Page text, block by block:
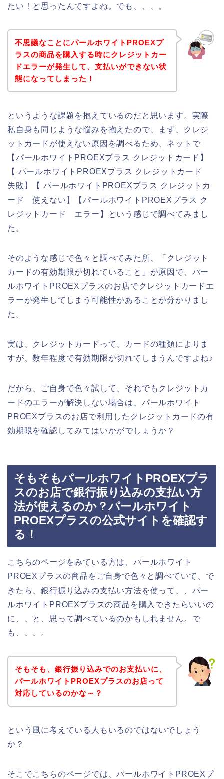
たい！と思ったんですよね。でも、、、。
不思議なことにパールホワイトPROEXプ
ラスの商品を購入する時にクレジットカー
ドエラーが発生して、支払いができない状
態になってしまった！
というような課題を抱えているのだと思います。実際
私自身も同じような悩みを抱えたので、まず、クレジ
ットカードが使えない原因を調べるため、ネットで
【パールホワイトPROEXプラス クレジットカード】
【 パールホワイトPROEXプラス クレジットカード
失敗】【 パールホワイトPROEXプラス クレジットカ
ード 使えない】【パールホワイトPROEXプラス ク
レジットカード エラー】という感じで調べてみまし
た。
そのような感じで色々と調べてみた所、「クレジット
カードの有効期限が切れていること」が原因で、パー
ルホワイトPROEXプラスのお店でクレジットカードエ
ラーが発生してしまう可能性があることが分かりまし
た。
実は、クレジットカードって、カードの種類によりま
すが、数年程度で有効期限が切れてしまうんですよね♪
だから、ご自身で色々試して、それでもクレジットカ
ードのエラーが解決しない場合は、パールホワイト
PROEXプラスのお店で利用したクレジットカードの有
効期限を確認してみてはいかがでしょうか？
そもそもパールホワイトPROEXプラ
スのお店で銀行振り込みの支払い方
法が使えるのか？パールホワイト
PROEXプラスの公式サイトを確認す
る！
こちらのページをみている方は、パールホワイト
PROEXプラスの商品をご自身で色々と調べていて、で
きたら、銀行振り込みの支払い方法を使って、、パー
ルホワイトPROEXプラスの商品を購入できたらいいの
に、、と、思って調べているのかもしれません。で
も、、、。
そもそも、銀行振り込みでのお支払いに、
パールホワイトPROEXプラスのお店って
対応しているのかな～？
という風に考えている人もいるのではないでしょう
か？
そこでこちらのページでは、パールホワイトPROEXプ